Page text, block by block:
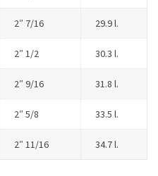
2″ 7/16 29.9 l.
2″ 1/2 30.3 l.
2″ 9/16 31.8 l.
2″ 5/8 33.5 l.
2″ 11/16 34.7 l.